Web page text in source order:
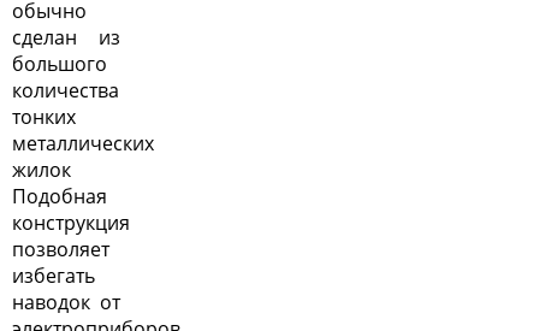
обычно
сделан из
большого
количества
тонких
металлических
жилок
Подобная
конструкция
позволяет
избегать
наводок от